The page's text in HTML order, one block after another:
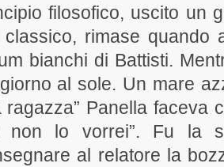
filosofico, uscito un
classico, rimase quando
bianchi di Battisti.
al sole. Un mare
ragazza” Panella faceva
non lo vorrei”. Fu la
al relatore la